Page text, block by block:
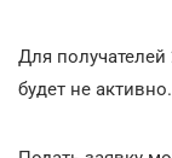
Для
будет не активно.